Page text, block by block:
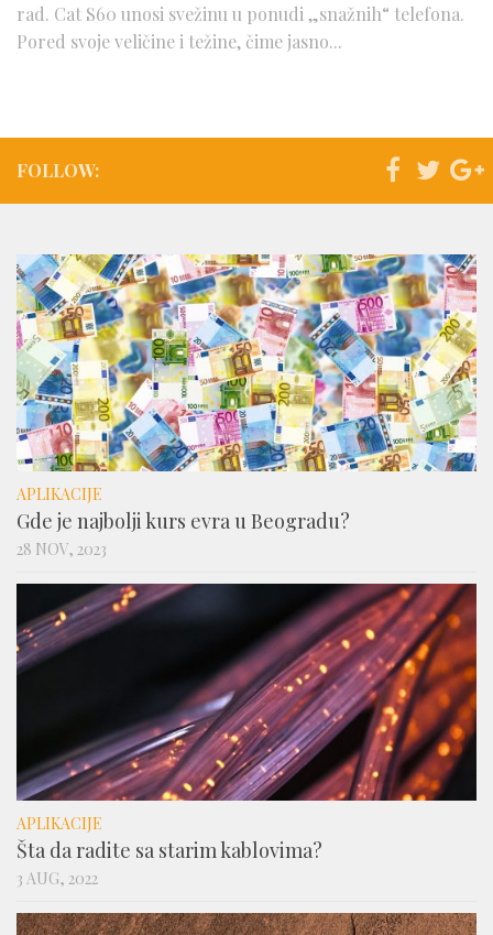
rad. Cat S60 unosi svežinu u ponudi „snažnih“ telefona.
Pored svoje veličine i težine, čime jasno...
FOLLOW:
APLIKACIJE
Gde je najbolji kurs evra u Beogradu?
28 NOV, 2023
APLIKACIJE
Šta da radite sa starim kablovima?
3 AUG, 2022